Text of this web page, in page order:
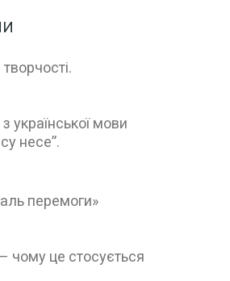
української мови
несе”.
перемоги»
– чому це стосується